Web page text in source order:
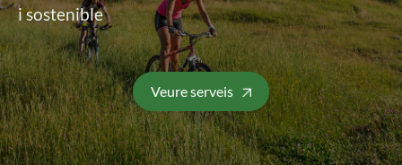
i sostenible
Veure serveis